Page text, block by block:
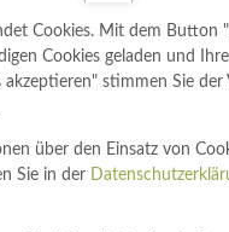
Cookies. Mit dem Button
Cookies geladen und
stimmen Sie der
über den Einsatz von
Sie in der